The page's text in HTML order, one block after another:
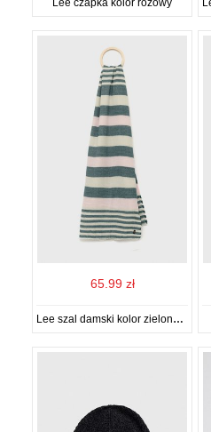
Lee czapka kolor różowy
65.99 zł
Lee szal damski kolor zielony wzorzysty